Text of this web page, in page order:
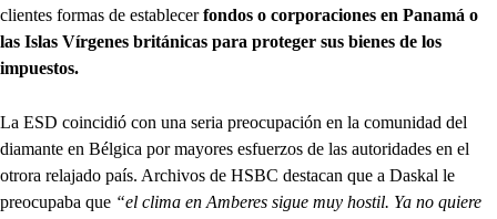
clientes formas de establecerfondos o corporaciones en Panamá o
las Islas Vírgenes británicas para proteger sus bienes de los
impuestos.
La ESD coincidió con una seria preocupación en la comunidad del
diamante en Bélgica por mayores esfuerzos de las autoridades en el
otrora relajado país. Archivos de HSBC destacan que a Daskal le
preocupaba que “el clima en Amberes sigue muy hostil. Ya no quiere